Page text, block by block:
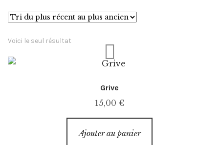
Événements
Presse
Exposition
Voici le seul résultat
Grive
15,00 €
Ajouter au panier